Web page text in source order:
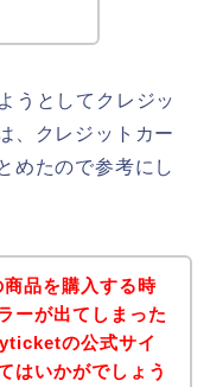
うとしてクレジッ
、クレジットカー
めたので参考にし
品を購入する時
ーが出てしまった
の公式サイ
はいかがでしょう